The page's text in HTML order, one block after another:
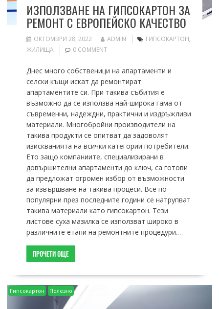
ИЗПОЛЗВАНЕ НА ГИПСОКАРТОН ЗА
РЕМОНТ С ЕВРОПЕЙСКО КАЧЕСТВО
ОКТОМВРИ 28, 2022 ADMIN ГИПСОКАРТОН,
ЖИЛИЩА
0 COMMENT
Днес много собственици на апартаменти и
селски къщи искат да ремонтират
апартаментите си. При такива събития е
възможно да се използва най-широка гама от
съвременни, надеждни, практични и издръжливи
материали. Многобройни производители на
такива продукти се опитват да задоволят
изискванията на всички категории потребители.
Ето защо компаниите, специализирани в
довършителни апартаменти до ключ, са готови
да предложат огромен избор от възможности
за извършване на такива процеси. Все по-
популярни през последните години се натрупват
такива материали като гипсокартон. Тези
листове суха мазилка се използват широко в
различните етапи на ремонтните процедури.…
ПРОЧЕТИ ОЩЕ
Гипсокартон Полезно